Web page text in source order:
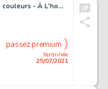
BrÃ¼no - Etude originale couleurs - Â L'homme qui tua chris kyleÂ - (2020)
terminée
25/07/2021
passez premium